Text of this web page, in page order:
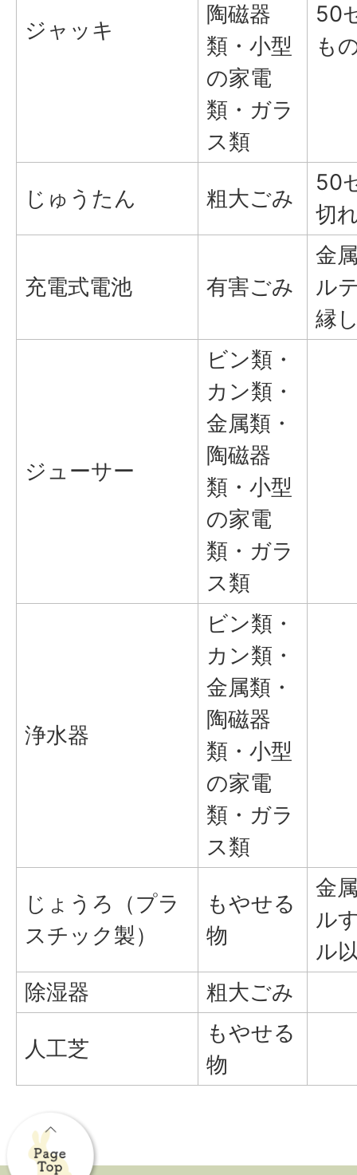
ジャッキ
陶磁器
類・小型
の家電
類・ガラ
ス類
50
も
じゅうたん 粗大ごみ
50
切
充電式電池 有害ごみ
金
ル
縁
ジューサー
ビン類・
カン類・
金属類・
陶磁器
類・小型
の家電
類・ガラ
ス類
浄水器
ビン類・
カン類・
金属類・
陶磁器
類・小型
の家電
類・ガラ
ス類
じょうろ（プラ
スチック製）
もやせる
物
金
ル
ル
除湿器
粗大ごみ
人工芝
もやせる
物